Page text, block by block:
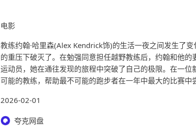
电影
教练约翰·哈里森(Alex Kendrick饰)的生活一夜之间发生了
的重压下破灭了。在勉强同意担任越野教练后，约翰和他
运动员，她在通往发现的旅程中突破了自己的极限。在一
可能的教练，帮助最不可能的跑步者在一年中最大的比赛中
2026-02-01
夸克网盘